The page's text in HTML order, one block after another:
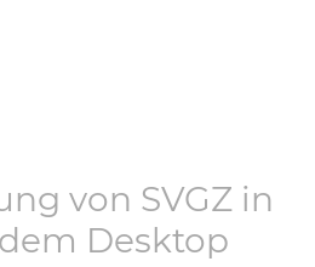
von SVGZin
Desktop